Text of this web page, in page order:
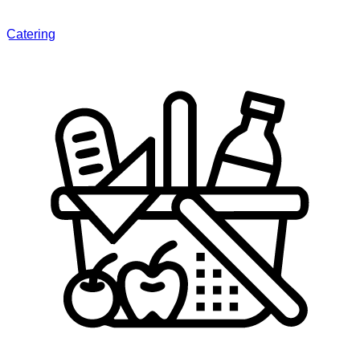
Catering